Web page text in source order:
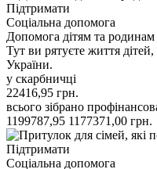
Підтримати
Соціальна допомога
Допомога дітям та родинам
Тут ви рятуєте життя
України.
у скарбничці
22416,95 грн.
всього зібрано
1199787,95 1177371,00 грн.
Підтримати
Соціальна допомога